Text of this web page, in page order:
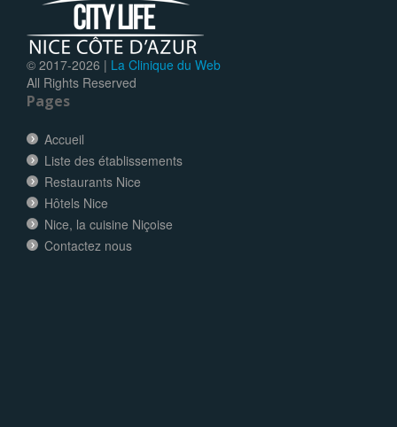
© 2017-2026 | La Clinique du Web
All Rights Reserved
Pages
Accueil
Liste des établissements
Restaurants Nice
Hôtels Nice
Nice, la cuisine Niçoise
Contactez nous